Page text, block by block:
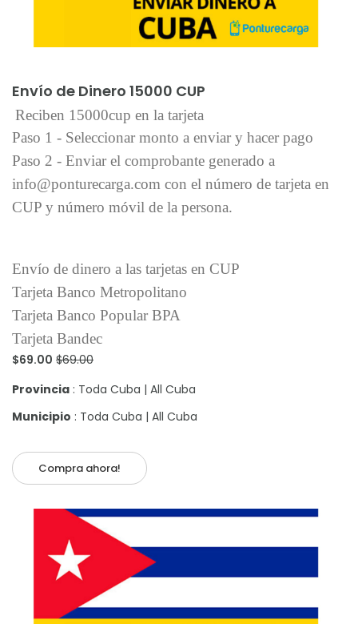
Envío de Dinero 15000 CUP
Reciben 15000cup en la tarjeta
Paso 1 - Seleccionar monto a enviar y hacer pago
Paso 2 - Enviar el comprobante generado a
info@ponturecarga.com con el número de tarjeta en
CUP y número móvil de la persona.
Envío de dinero a las tarjetas en CUP
Tarjeta Banco Metropolitano
Tarjeta Banco Popular BPA
Tarjeta Bandec
$69.00 $69.00
Provincia : Toda Cuba | All Cuba
Municipio : Toda Cuba | All Cuba
Compra ahora!